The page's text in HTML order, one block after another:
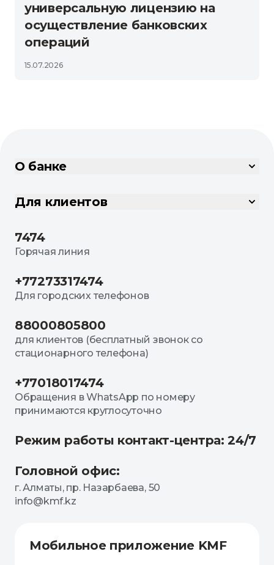
универсальную лицензию на
осуществление банковских
операций
15.07.2026
О банке
Для клиентов
7474
Горячая линия
+77273317474
Для городских телефонов
88000805800
для клиентов (бесплатный звонок со
стационарного телефона)
+77018017474
Обращения в WhatsApp по номеру
принимаются круглосуточно
Режим работы контакт-центра: 24/7
Головной офис:
г. Алматы, пр. Назарбаева, 50
info@kmf.kz
Мобильное приложение KMF